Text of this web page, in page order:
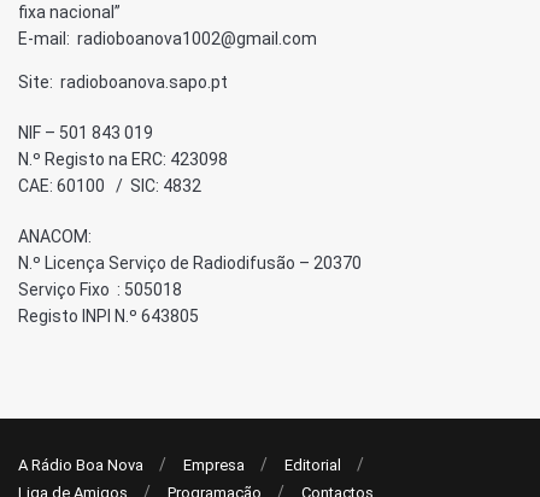
fixa nacional”
E-mail: radioboanova1002@gmail.com
Site: radioboanova.sapo.pt
NIF – 501 843 019
N.º Registo na ERC: 423098
CAE: 60100 / SIC: 4832
ANACOM:
N.º Licença Serviço de Radiodifusão – 20370
Serviço Fixo : 505018
Registo INPI N.º 643805
A Rádio Boa Nova Empresa
Editorial
Liga de Amigos
Programação Contactos